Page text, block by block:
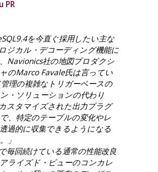
PR
を今直ぐ採用したい主な
ジカル・デコーディング機能に
Navionics社の地図プロダクシ
のMarco Favale氏は言ってい
理の複雑なトリガーベースの
・ソリューションの代わり
スタマイズされた出力プラグ
、特定のテーブルの変化やレ
過的に収集できるようになる
」
毎回続けている通常の性能改良
ライズド・ビューのコンカレ